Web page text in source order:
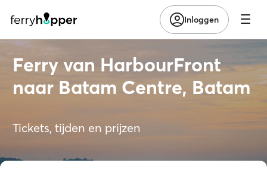
Inloggen
Ferry van HarbourFront
naar Batam Centre, Batam
Tickets, tijden en prijzen